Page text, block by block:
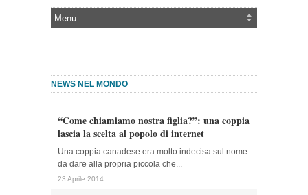
NEWS NEL MONDO
“Come chiamiamo nostra figlia?”: una coppia
lascia la scelta al popolo di internet
Una coppia canadese era molto indecisa sul nome
da dare alla propria piccola che...
23 Aprile 2014